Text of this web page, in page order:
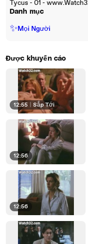
Tycus - 01 -
Danh mục
✨Mọi Người
Được khuyến cáo
12:55 Sắp Tới
12:56
12:56